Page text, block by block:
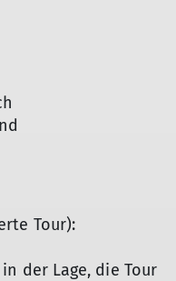
Tour):
der Lage, die Tour